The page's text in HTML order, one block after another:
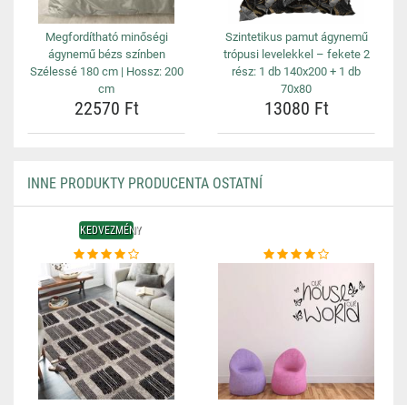
Megfordítható minőségi
ágynemű bézs színben
Szélessé 180 cm | Hossz: 200
cm
22570 Ft
Szintetikus pamut ágynemű
trópusi levelekkel – fekete 2
rész: 1 db 140x200 + 1 db
70x80
13080 Ft
INNE PRODUKTY PRODUCENTA OSTATNÍ
KEDVEZMÉNY